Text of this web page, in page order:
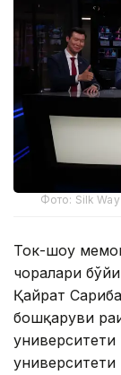
Фото: Silk Way
Ток-шоу
чоралари
Қайрат
бошқаруви
университети